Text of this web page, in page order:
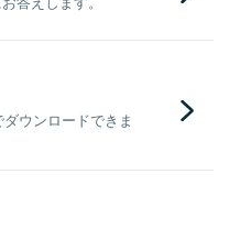
ウンロードできま